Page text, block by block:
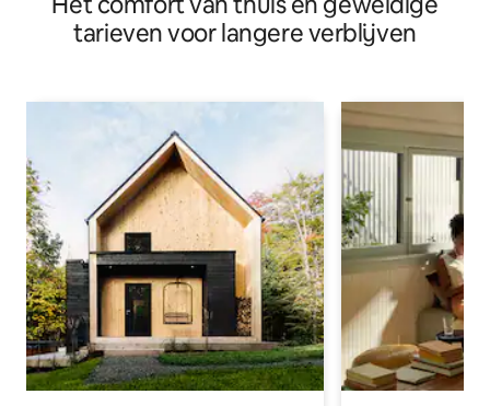
tarieven voor langere verblijven